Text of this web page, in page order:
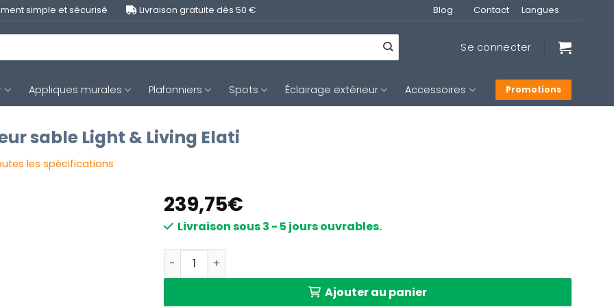
simple et sécurisé Livraison gratuite dès 50 € Blog Contact Langues
Se connecter
Appliques murales Plafonniers Spots Éclairage extérieur Accessoires Promotions
sable Light & Living Elati
les spécifications
239,75€
Livraison sous 3 - 5 jours ouvrables.
quantité de Suspension transparente couleur sable Light & Living Elati
Ajouter au panier